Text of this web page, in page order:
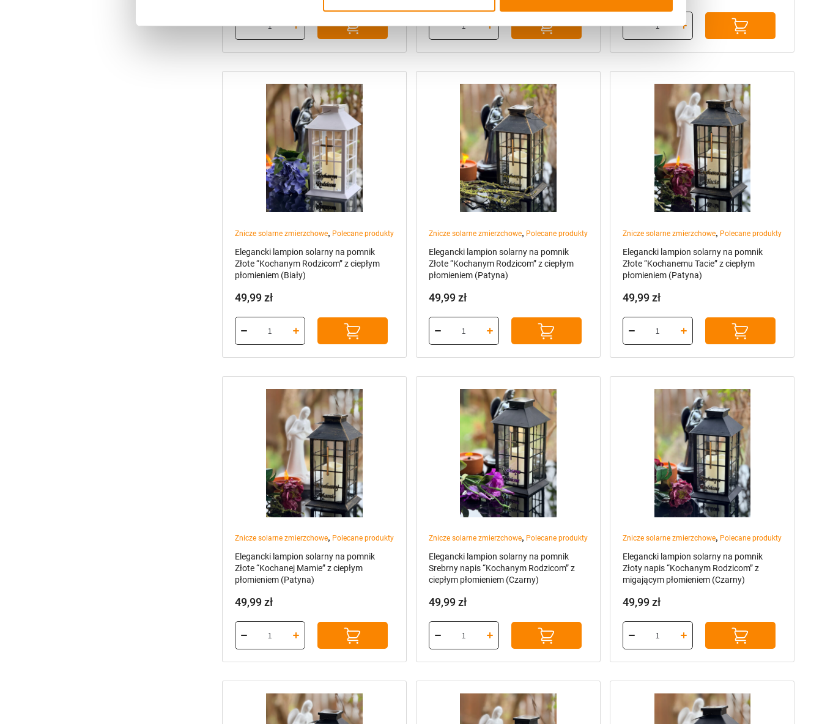
Znicze solarne zmierzchowe,Polecane produkty
Elegancki lampion solarny na pomnik
Złote “Kochanym Rodzicom” z ciepłym
płomieniem (Biały)
zł
Znicze solarne zmierzchowe,Polecane produkty
Elegancki lampion solarny na pomnik
Złote “Kochanym Rodzicom” z ciepłym
płomieniem (Patyna)
zł
Znicze solarne zmierzchowe,Polecane produkty
Elegancki lampion solarny na pomnik
Złote “Kochanemu Tacie” z ciepłym
płomieniem (Patyna)
zł
Znicze solarne zmierzchowe,Polecane produkty
Elegancki lampion solarny na pomnik
Złote “Kochanej Mamie” z ciepłym
płomieniem (Patyna)
zł
Znicze solarne zmierzchowe, Polecane produkty
Elegancki lampion solarny na pomnik
Srebrny napis “Kochanym Rodzicom” z
ciepłym płomieniem (Czarny)
zł
Znicze solarne zmierzchowe,Polecane produkty
Elegancki lampion solarny na pomnik
Złoty napis “Kochanym Rodzicom” z
migającym płomieniem (Czarny)
zł